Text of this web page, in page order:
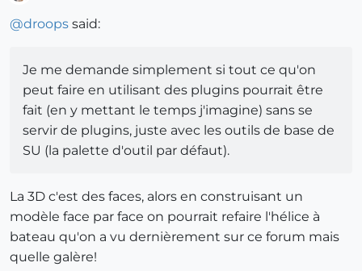
@droops said:
Je me demande simplement si tout ce qu'on
peut faire en utilisant des plugins pourrait être
fait (en y mettant le temps j'imagine) sans se
servir de plugins, juste avec les outils de base de
SU (la palette d'outil par défaut).
La 3D c'est des faces, alors en construisant un
modèle face par face on pourrait refaire l'hélice à
bateau qu'on a vu dernièrement sur ce forum mais
quelle galère!